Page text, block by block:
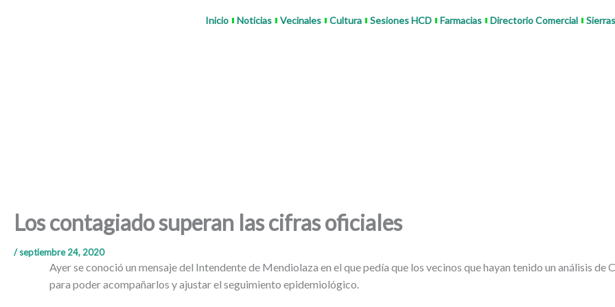
Inicio Noticias Vecinales Cultura Sesiones HCD Farmacias Directorio Comercial
Los contagiado superan las cifras oficiales
/septiembre 24, 2020
Ayer se conoció un mensaje del Intendente de Mendiolaza en el que pedía que los vecinos que hayan tenido un análisis
para poder acompañarlos y ajustar el seguimiento epidemiológico.